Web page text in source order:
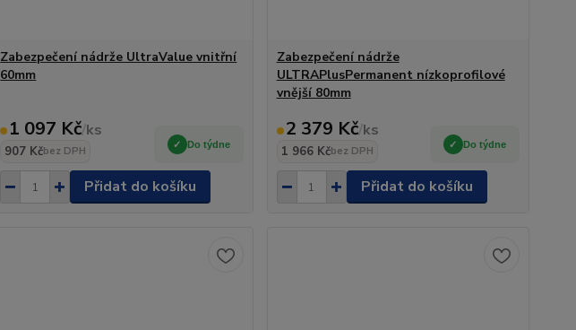
Zabezpečení nádrže UltraValue vnitřní
60mm
1 097 Kč/ks
907 Kčbez DPH
Do týdne
Přidat do košíku
Zabezpečení nádrže
ULTRAPlusPermanent nízkoprofilové
vnější 80mm
2 379 Kč/ks
1 966 Kčbez DPH
Do týdne
Přidat do košíku